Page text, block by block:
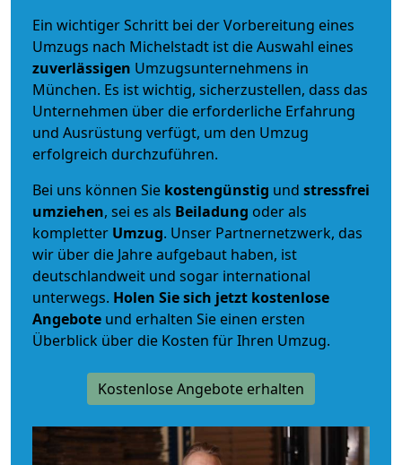
Ein wichtiger Schritt bei der Vorbereitung eines
Umzugs nach Michelstadt ist die Auswahl eines
zuverlässigen Umzugsunternehmens in
München. Es ist wichtig, sicherzustellen, dass das
Unternehmen über die erforderliche Erfahrung
und Ausrüstung verfügt, um den Umzug
erfolgreich durchzuführen.
Bei uns können Sie kostengünstig und stressfrei
umziehen, sei es als Beiladung oder als
kompletter Umzug. Unser Partnernetzwerk, das
wir über die Jahre aufgebaut haben, ist
deutschlandweit und sogar international
unterwegs. Holen Sie sich jetzt kostenlose
Angebote und erhalten Sie einen ersten
Überblick über die Kosten für Ihren Umzug.
Kostenlose Angebote erhalten